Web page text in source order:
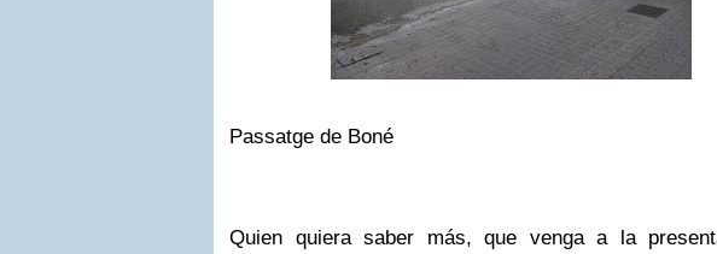
Passatge de Boné
Quien quiera saber más, que venga a la